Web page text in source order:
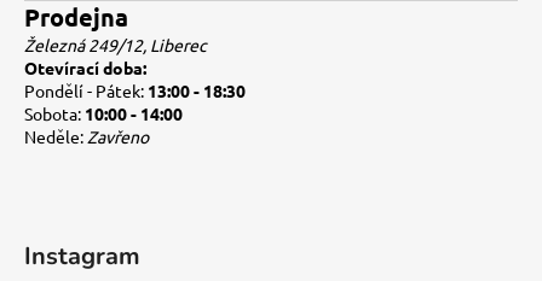
Prodejna
Železná 249/12, Liberec
Otevírací doba:
Pondělí - Pátek: 13:00 - 18:30
Sobota: 10:00 - 14:00
Neděle: Zavřeno
Instagram